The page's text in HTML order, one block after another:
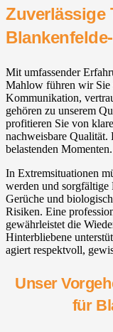
Zuverlässige
Mit umfassender
Mahlow⁠ führen wir Sie
Kommunikation,
gehören zu unserem
profitieren Sie von
nachweisbare Qualität.
belastenden Momenten.
In Extremsituationen
werden und sorgfältige
Gerüche und
Risiken. Eine
gewährleistet die
Hinterbliebene
agiert respektvoll,
Unser
für